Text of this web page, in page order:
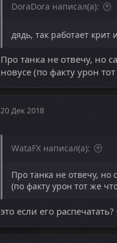
DoraDora написал(а):
дядь, так работает крит
Про танка не отвечу, но
новусе (по факту урон
20 Дек 2018
WataFX написал(а):
Про танка не отвечу, но
(по факту урон тот же
это если его